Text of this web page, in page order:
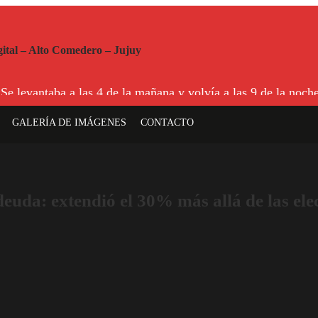
levantaba a las 4 de la mañana y volvía a las 9 de la
años de cárcel por abusar de su hija menor
contó su historia de amor: «Hoy, por fin, podemos dejar
GALERÍA DE IMÁGENES CONTACTO
extendió el 30% más allá de las